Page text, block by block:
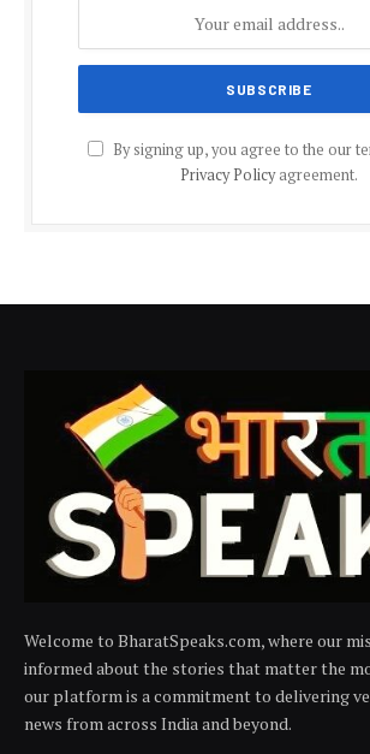
By signing up, you agree to the our
Privacy Policyagreement.
Welcome to BharatSpeaks.com, where our
informed about the stories that matter the
our platform is a commitment to delivering
news from across India and beyond.